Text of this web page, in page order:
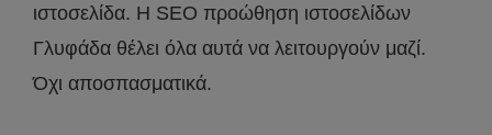
ιστοσελίδα. Η SEO προώθηση ιστοσελίδων
Γλυφάδα θέλει όλα αυτά να λειτουργούν μαζί.
Όχι αποσπασματικά.